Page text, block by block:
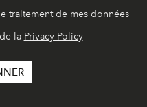
traitement de mes données
la Privacy Policy